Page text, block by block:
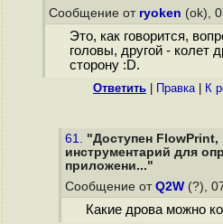
Сообщение от ryoken (ok),
Это, как говорится,
головы, другой - колет
сторону :D.
Ответить Правка| К
61. "Доступен FlowPrint,
инструментарий для
приложени..."
Сообщение от Q2W (?),
Какие дрова можно